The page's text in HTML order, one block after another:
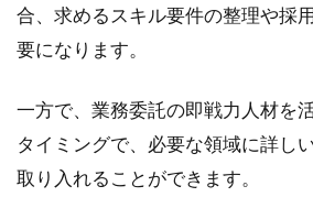
合、求めるスキル要件の整理や採
要になります。
一方で、業務委託の即戦力人材を
タイミングで、必要な領域に詳し
取り入れることができます。